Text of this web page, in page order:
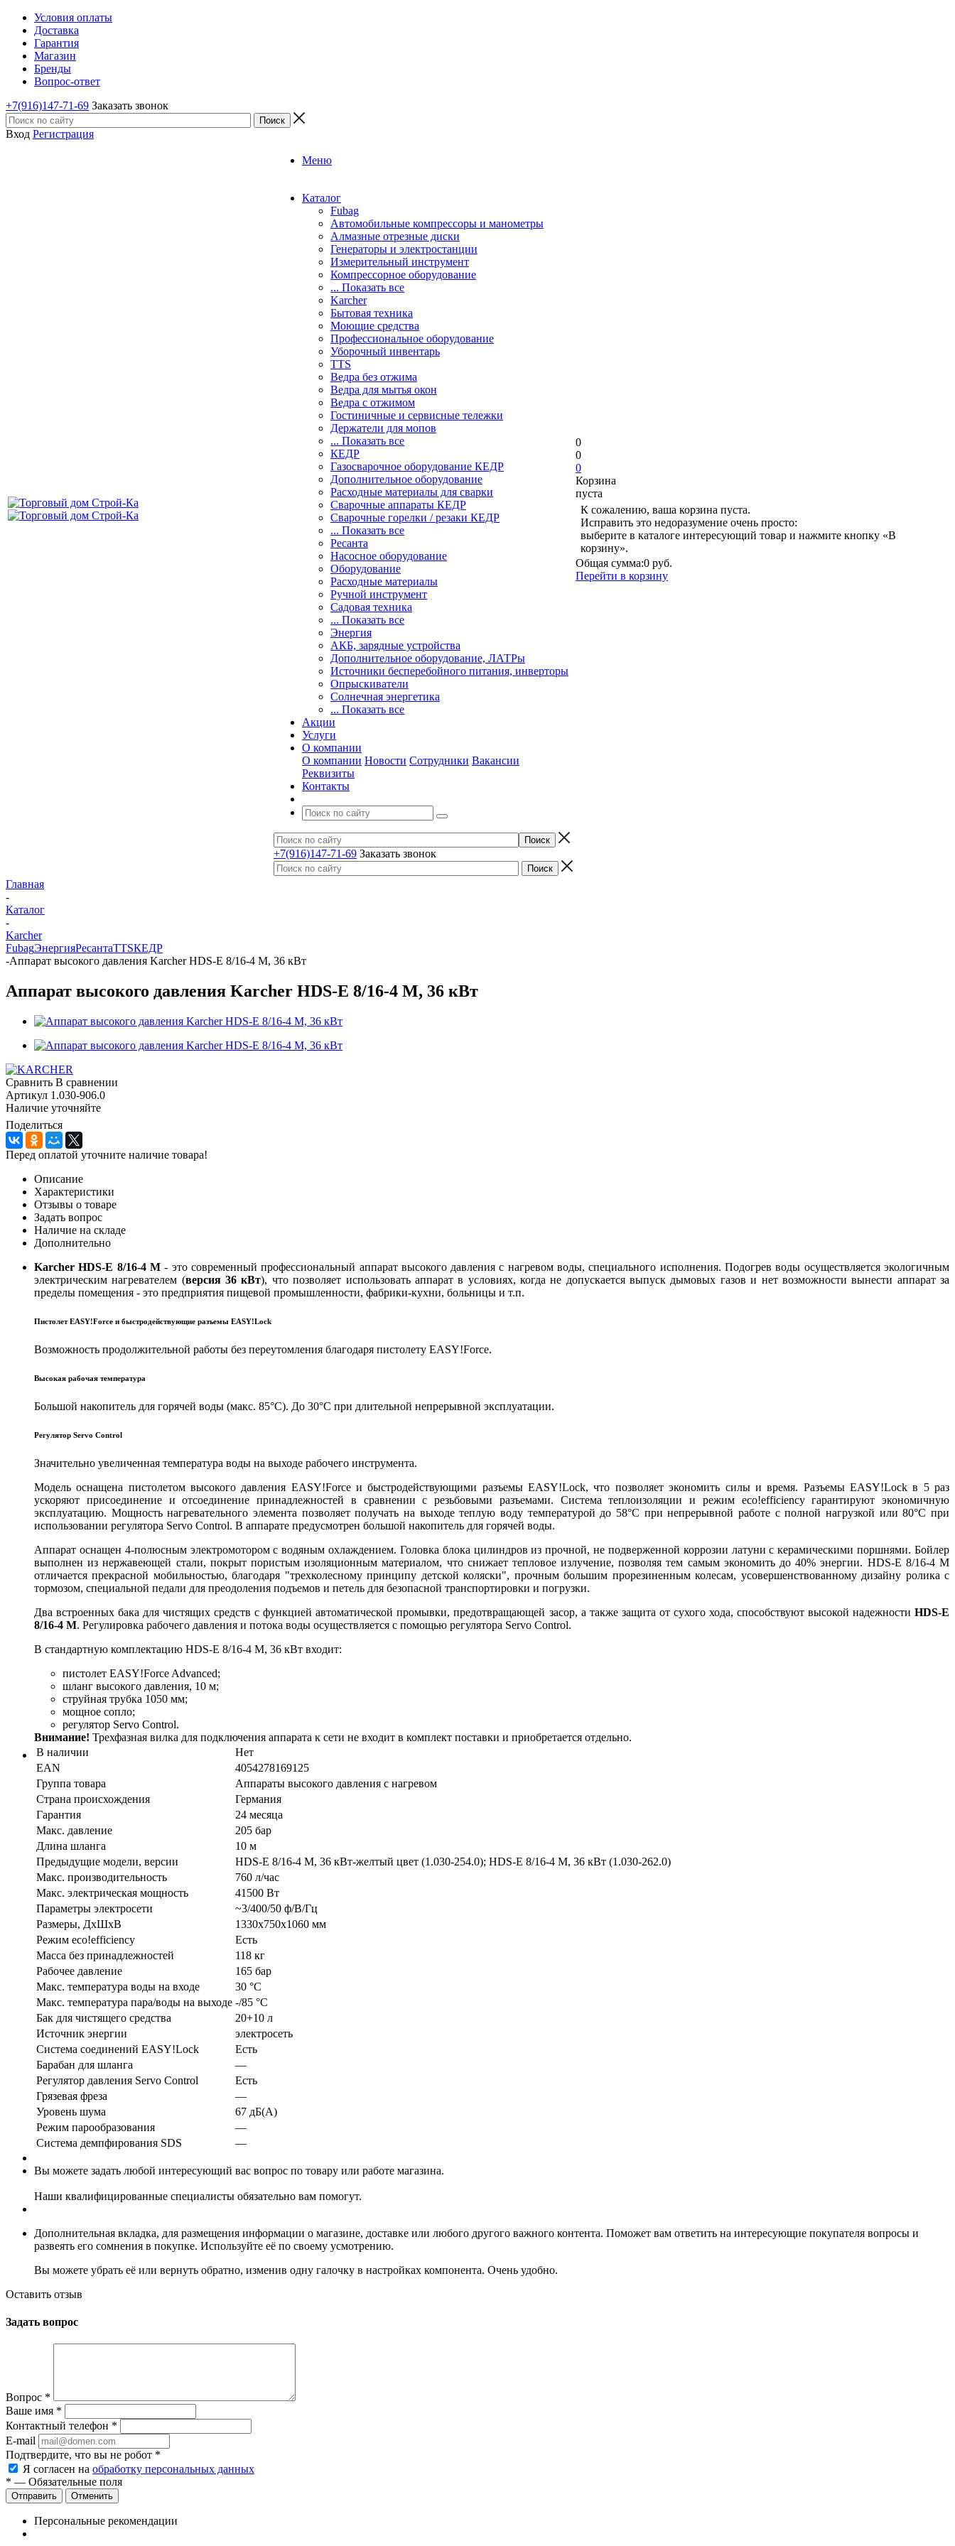
Условия оплаты
Доставка
Гарантия
Магазин
Бренды
Вопрос-ответ
+7(916)147-71-69 Заказать звонок
Вход Регистрация
Меню
Каталог
Fubag
Автомобильные компрессоры и манометры
Алмазные отрезные диски
Генераторы и электростанции
Измерительный инструмент
Компрессорное оборудование
... Показать все
Karcher
Бытовая техника
Моющие средства
Профессиональное оборудование
Уборочный инвентарь
TTS
Ведра без отжима
Ведра для мытья окон
Ведра с отжимом
Гостиничные и сервисные тележки
Держатели для мопов
... Показать все
КЕДР
Газосварочное оборудование КЕДР
Дополнительное оборудование
Расходные материалы для сварки
Сварочные аппараты КЕДР
Сварочные горелки / резаки КЕДР
... Показать все
Ресанта
Насосное оборудование
Оборудование
Расходные материалы
Ручной инструмент
Садовая техника
... Показать все
Энергия
АКБ, зарядные устройства
Дополнительное оборудование, ЛАТРы
Источники бесперебойного питания, инверторы
Опрыскиватели
Солнечная энергетика
... Показать все
Акции
Услуги
О компании
О компании Новости Сотрудники Вакансии
Реквизиты
Контакты
+7(916)147-71-69 Заказать звонок
0
0
0
Корзина
пуста
К сожалению, ваша корзина пуста.
Исправить это недоразумение очень просто:
выберите в каталоге интересующий товар и нажмите кнопку «В
корзину».
Общая сумма:0 руб.
Перейти в корзину
Главная
-
Каталог
-
Karcher
FubagЭнергияРесантаTTSКЕДР
-Аппарат высокого давления Karcher HDS-E 8/16-4 M, 36 кВт
Аппарат высокого давления Karcher HDS-E 8/16-4 M, 36 кВт
Сравнить В сравнении
Артикул 1.030-906.0
Наличие уточняйте
Поделиться
Перед оплатой уточните наличие товара!
Описание
Характеристики
Отзывы о товаре
Задать вопрос
Наличие на складе
Дополнительно
Karcher HDS-E 8/16-4 M- это современный профессиональный аппарат высокого давления с нагревом воды, специального исполнения. Подогрев воды осуществляется экологичным
электрическим нагревателем (версия 36 кВт), что позволяет использовать аппарат в условиях, когда не допускается выпуск дымовых газов и нет возможности вынести аппарат за
пределы помещения - это предприятия пищевой промышленности, фабрики-кухни, больницы и т.п.
Пистолет EASY!Force и быстродействующие разъемы EASY!Lock
Возможность продолжительной работы без переутомления благодаря пистолету EASY!Force.
Высокая рабочая температура
Большой накопитель для горячей воды (макс. 85°C). До 30°C при длительной непрерывной эксплуатации.
Регулятор Servo Control
Значительно увеличенная температура воды на выходе рабочего инструмента.
Модель оснащена пистолетом высокого давления EASY!Force и быстродействующими разъемы EASY!Lock, что позволяет экономить силы и время. Разъемы EASY!Lock в 5 раз
ускоряют присоединение и отсоединение принадлежностей в сравнении с резьбовыми разъемами. Система теплоизоляции и режим eco!efficiency гарантируют экономичную
эксплуатацию. Мощность нагревательного элемента позволяет получать на выходе теплую воду температурой до 58°C при непрерывной работе с полной нагрузкой или 80°C при
использовании регулятора Servo Control. В аппарате предусмотрен большой накопитель для горячей воды.
Аппарат оснащен 4-полюсным электромотором с водяным охлаждением. Головка блока цилиндров из прочной, не подверженной коррозии латуни с керамическими поршнями. Бойлер
выполнен из нержавеющей стали, покрыт пористым изоляционным материалом, что снижает тепловое излучение, позволяя тем самым экономить до 40% энергии. HDS-E 8/16-4 M
отличается прекрасной мобильностью, благодаря "трехколесному принципу детской коляски", прочным большим прорезиненным колесам, усовершенствованному дизайну ролика с
тормозом, специальной педали для преодоления подъемов и петель для безопасной транспортировки и погрузки.
Два встроенных бака для чистящих средств с функцией автоматической промывки, предотвращающей засор, а также защита от сухого хода, способствуют высокой надежности HDS-E
8/16-4 M. Регулировка рабочего давления и потока воды осуществляется с помощью регулятора Servo Control.
В стандартную комплектацию HDS-E 8/16-4 M, 36 кВт входит:
пистолет EASY!Force Advanced;
шланг высокого давления, 10 м;
струйная трубка 1050 мм;
мощное сопло;
регулятор Servo Control.
Внимание! Трехфазная вилка для подключения аппарата к сети не входит в комплект поставки и приобретается отдельно.
В наличии
Нет
EAN
4054278169125
Группа товара
Аппараты высокого давления с нагревом
Страна происхождения
Германия
Гарантия
24 месяца
Макс. давление
205 бар
Длина шланга
10 м
Предыдущие модели, версии
HDS-E 8/16-4 M, 36 кВт-желтый цвет (1.030-254.0); HDS-E 8/16-4 M, 36 кВт (1.030-262.0)
Макс. производительность
760 л/час
Макс. электрическая мощность
41500 Вт
Параметры электросети
~3/400/50 ф/В/Гц
Размеры, ДхШхВ
1330x750x1060 мм
Режим eco!efficiency
Есть
Масса без принадлежностей
118 кг
Рабочее давление
165 бар
Макс. температура воды на входе
30 °С
Макс. температура пара/воды на выходе -/85 °С
Бак для чистящего средства
20+10 л
Источник энергии
электросеть
Система соединений EASY!Lock
Есть
Барабан для шланга
—
Регулятор давления Servo Control
Есть
Грязевая фреза
—
Уровень шума
67 дБ(А)
Режим парообразования
—
Система демпфирования SDS
—
Вы можете задать любой интересующий вас вопрос по товару или работе магазина.
Наши квалифицированные специалисты обязательно вам помогут.
Дополнительная вкладка, для размещения информации о магазине, доставке или любого другого важного контента. Поможет вам ответить на интересующие покупателя вопросы и
развеять его сомнения в покупке. Используйте её по своему усмотрению.
Вы можете убрать её или вернуть обратно, изменив одну галочку в настройках компонента. Очень удобно.
Оставить отзыв
Задать вопрос
Вопрос *
Ваше имя *
Контактный телефон *
E-mail
Подтвердите, что вы не робот *
Я согласен на обработку персональных данных
* — Обязательные поля
Отменить
Персональные рекомендации